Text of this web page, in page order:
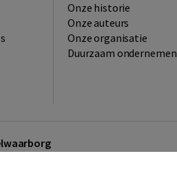
Onze historie
Onze auteurs
Onze organisatie
Duurzaam ondernemen